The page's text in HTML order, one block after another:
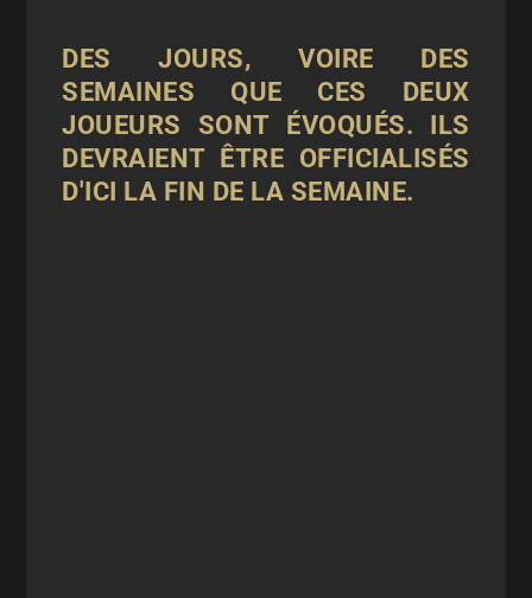
DES JOURS, VOIRE DES
SEMAINES QUE CES DEUX
JOUEURS SONT ÉVOQUÉS. ILS
DEVRAIENT ÊTRE OFFICIALISÉS
D'ICI LA FIN DE LA SEMAINE.